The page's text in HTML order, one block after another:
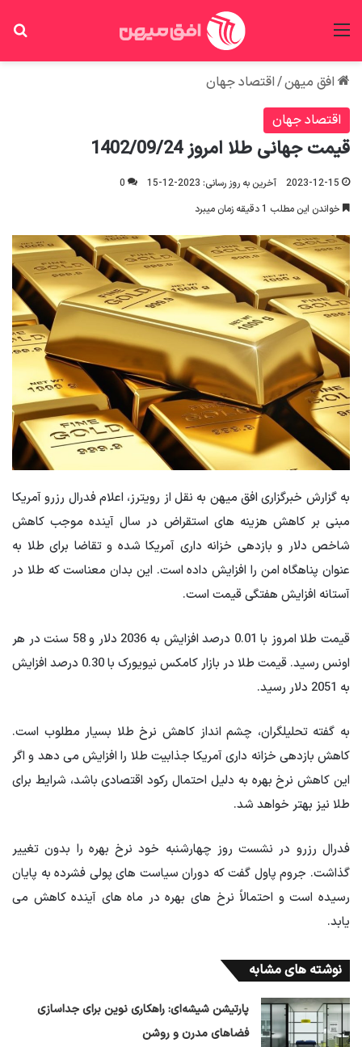
افق میهن/اقتصاد جهان
اقتصاد جهان
قیمت جهانی طلا امروز 1402/09/24
2023-12-15 آخرین به روز رسانی: 2023-12-15
0
خواندن این مطلب 1 دقیقه زمان میبرد
به گزارش خبرگزاری افق میهن به نقل از رویترز، اعلام فدرال رزرو آمریکا
مبنی بر کاهش هزینه های استقراض در سال آینده موجب کاهش
شاخص دلار و بازدهی خزانه داری آمریکا شده و تقاضا برای طلا به
عنوان پناهگاه امن را افزایش داده است. این بدان معناست که طلا در
آستانه افزایش هفتگی قیمت است.
قیمت طلا امروز با 0.01 درصد افزایش به 2036 دلار و 58 سنت در هر
اونس رسید. قیمت طلا در بازار کامکس نیویورک با 0.30 درصد افزایش
به 2051 دلار رسید.
به گفته تحلیلگران، چشم انداز کاهش نرخ طلا بسیار مطلوب است.
کاهش بازدهی خزانه داری آمریکا جذابیت طلا را افزایش می دهد و اگر
این کاهش نرخ بهره به دلیل احتمال رکود اقتصادی باشد، شرایط برای
طلا نیز بهتر خواهد شد.
فدرال رزرو در نشست روز چهارشنبه خود نرخ بهره را بدون تغییر
گذاشت. جروم پاول گفت که دوران سیاست های پولی فشرده به پایان
رسیده است و احتمالاً نرخ های بهره در ماه های آینده کاهش می
یابد.
نوشته های مشابه
پارتیشن شیشه‌ای: راهکاری نوین برای جداسازی
فضاهای مدرن و روشن